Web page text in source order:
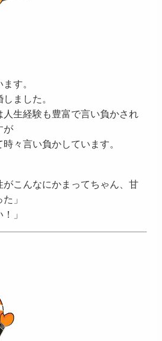
す。
ました。
生経験も豊富で言い負かされ
が
々言い負かしています。
がこんなにかまってちゃん、甘
」
」